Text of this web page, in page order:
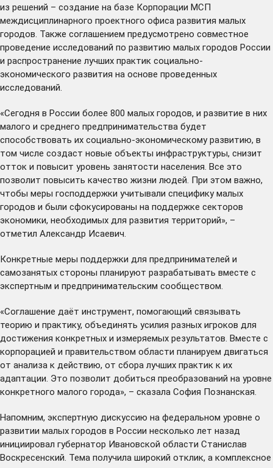
из решений – создание на базе Корпорации МСП
междисциплинарного проектного офиса развития малых
городов. Также соглашением предусмотрено совместное
проведение исследований по развитию малых городов России
и распространение лучших практик социально-
экономического развития на основе проведенных
исследований.
«Сегодня в России более 800 малых городов, и развитие в них
малого и среднего предпринимательства будет
способствовать их социально-экономическому развитию, в
том числе создаст новые объекты инфраструктуры, снизит
отток и повысит уровень занятости населения. Все это
позволит повысить качество жизни людей. При этом важно,
чтобы меры господдержки учитывали специфику малых
городов и были сфокусированы на поддержке секторов
экономики, необходимых для развития территорий», –
отметил Александр Исаевич.
Конкретные меры поддержки для предпринимателей и
самозанятых стороны планируют разрабатывать вместе с
экспертным и предпринимательским сообществом.
«Соглашение даёт инструмент, помогающий связывать
теорию и практику, объединять усилия разных игроков для
достижения конкретных и измеряемых результатов. Вместе с
корпорацией и правительством области планируем двигаться
от анализа к действию, от сбора лучших практик к их
адаптации. Это позволит добиться преобразований на уровне
конкретного малого города», – сказала София Познанская.
Напомним, экспертную дискуссию на федеральном уровне о
развитии малых городов в России несколько лет назад
инициировал губернатор Ивановской области Станислав
Воскресенский. Тема получила широкий отклик, а комплексное